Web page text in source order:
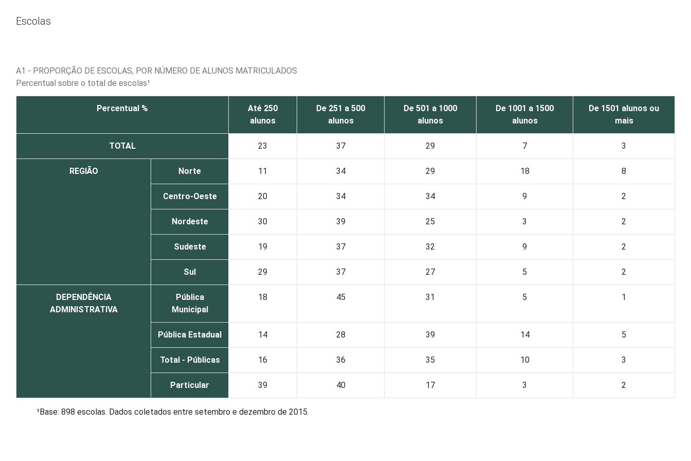
Escolas
A1 - PROPORÇÃO DE ESCOLAS, POR NÚMERO DE ALUNOS MATRICULADOS
Percentual sobre o total de escolas¹
Percentual %
Até 250
alunos
De 251 a 500
alunos
De 501 a 1000
alunos
De 1001 a 1500
alunos
De 1501 alunos ou
mais
TOTAL 23 37 29 7 3
REGIÃO Norte 11 34 29 18 8
Centro-Oeste 20 34 34 9 2
Nordeste 30 39 25 3 2
Sudeste 19 37 32 9 2
Sul 29 37 27 5 2
DEPENDÊNCIA
ADMINISTRATIVA
Pública
Municipal
18 45 31 5 1
Pública Estadual 14 28 39 14 5
Total - Públicas 16 36 35 10 3
Particular 39 40 17 3 2
¹Base: 898 escolas. Dados coletados entre setembro e dezembro de 2015.